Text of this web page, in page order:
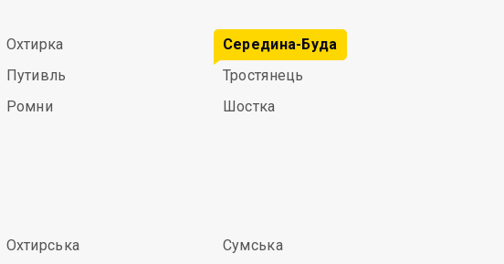
Охтирка
Путивль
Ромни
Середина-Буда
Тростянець
Шостка
Охтирська
Сумська